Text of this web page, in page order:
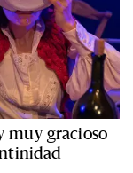
muy gracioso